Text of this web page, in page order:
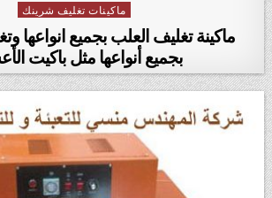
Posted in
ماكينات تغليف شرينك
ماكينة تغليف العلب بجميع انواعها
بجميع أنواعها مثل باكيت